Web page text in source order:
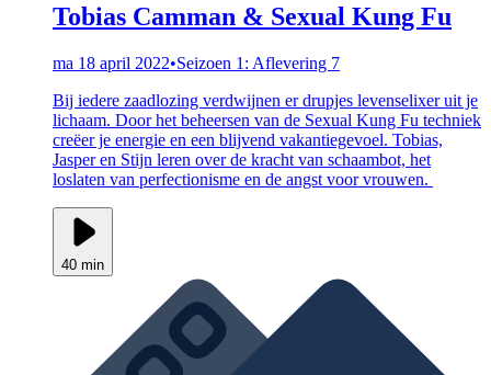
Tobias Camman & Sexual Kung Fu
ma 18 april 2022•Seizoen 1: Aflevering 7
Bij iedere zaadlozing verdwijnen er drupjes levenselixer uit je
lichaam. Door het beheersen van de Sexual Kung Fu techniek
creëer je energie en een blijvend vakantiegevoel. Tobias,
Jasper en Stijn leren over de kracht van schaambot, het
loslaten van perfectionisme en de angst voor vrouwen.
40 min